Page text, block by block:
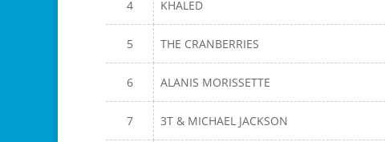
4 KHALED
5 THE CRANBERRIES
6 ALANIS MORISSETTE
7 3T & MICHAEL JACKSON